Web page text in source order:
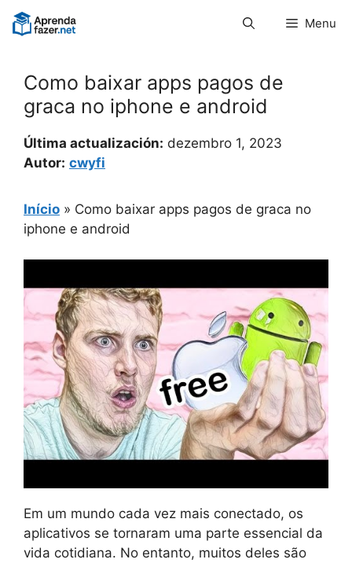
Pular
para
Menu
Como baixar apps pagos de
graca no iphone e android
Última actualización: dezembro 1, 2023
Autor: cwyfi
Início » Como baixar apps pagos de graca no
iphone e android
Em um mundo cada vez mais conectado, os
aplicativos se tornaram uma parte essencial da
vida cotidiana. No entanto, muitos deles são